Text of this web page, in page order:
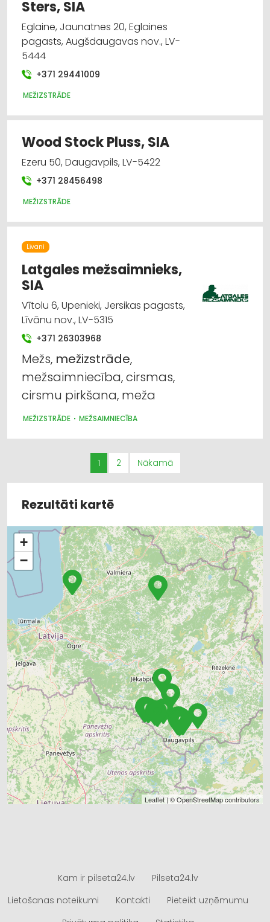
Sters, SIA
Eglaine, Jaunatnes 20, Eglaines
pagasts, Augšdaugavas nov., LV-
5444
+371 29441009
MEŽIZSTRĀDE
Wood Stock Pluss, SIA
Ezeru 50, Daugavpils, LV-5422
+371 28456498
MEŽIZSTRĀDE
Līvani
Latgales mežsaimnieks,
SIA
Vītolu 6, Upenieki, Jersikas pagasts,
Līvānu nov., LV-5315
+371 26303968
Mežs, mežizstrāde,
mežsaimniecība, cirsmas,
cirsmu pirkšana, meža
MEŽIZSTRĀDE MEŽSAIMNIECĪBA
1 2 Nākamā
Rezultāti kartē
+
−
Leaflet | ©OpenStreetMapcontributors
Kam ir pilseta24.lv
Pilseta24.lv
Lietošanas noteikumi
Kontakti
Pieteikt uzņēmumu